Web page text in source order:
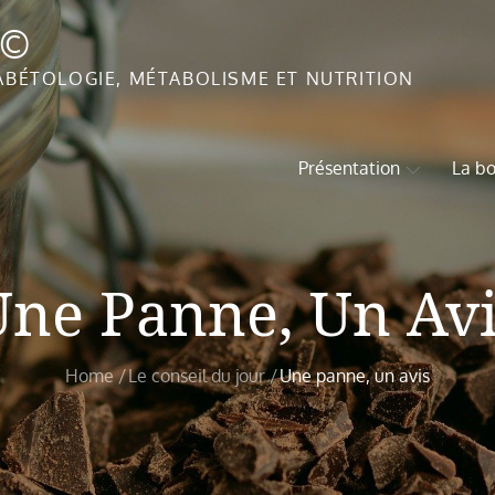
MÉTABOLISME ET NUTRITION
Présentation La
Panne, Un
Home Le conseil du jour Une panne, un avis